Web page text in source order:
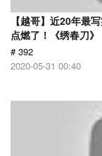
【越哥】近20年最
点燃了！《绣春刀》
# 392
2020-05-31 00:40